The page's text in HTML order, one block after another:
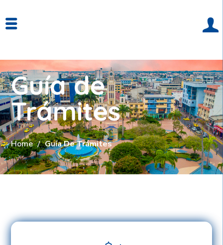
Guía de
Trámites
Home Guía De Trámites